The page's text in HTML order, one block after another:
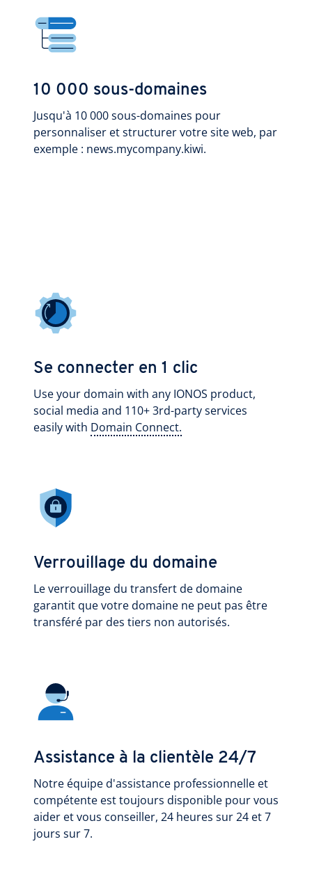
10 000 sous-domaines
Jusqu'à 10 000 sous-domaines pour
personnaliser et structurer votre site web, par
exemple : news.mycompany.kiwi.
Se connecter en 1 clic
Use your domain with any IONOS product,
social media and 110+ 3rd-party services
easily with Domain Connect.
Verrouillage du domaine
Le verrouillage du transfert de domaine
garantit que votre domaine ne peut pas être
transféré par des tiers non autorisés.
Assistance à la clientèle 24/7
Notre équipe d'assistance professionnelle et
compétente est toujours disponible pour vous
aider et vous conseiller, 24 heures sur 24 et 7
jours sur 7.